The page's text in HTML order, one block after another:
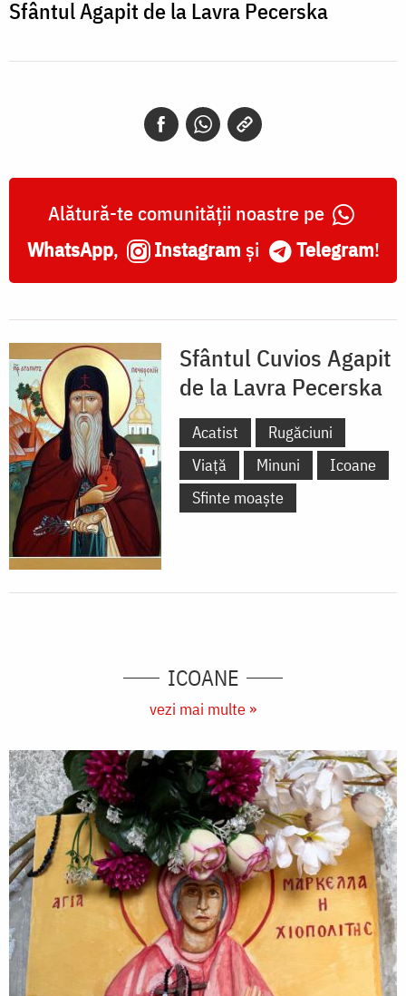
Sfântul Agapit de la Lavra Pecerska
Alătură-te comunității noastre pe
WhatsApp, Instagram și Telegram!
Sfântul Cuvios Agapit
de la Lavra Pecerska
Acatist
Rugăciuni
Viață
Minuni
Icoane
Sfinte moaște
ICOANE
vezi mai multe »